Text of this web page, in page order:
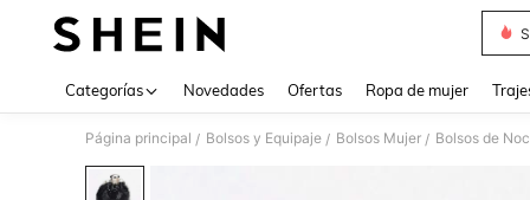
Categorías Novedades Ofertas Ropa de mujer
Página principal / Bolsos y Equipaje / Bolsos Mujer / Bolsos de